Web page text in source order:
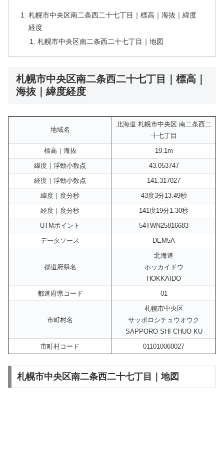
札幌市中央区南二条西二十七丁目｜標高｜海抜｜緯度
経度
札幌市中央区南二条西二十七丁目｜地図
札幌市中央区南二条西二十七丁目｜標高｜
海抜｜緯度経度
地域名
北海道 札幌市中央区 南二条西二
十七丁目
標高｜海抜
19.1m
緯度｜浮動小数点
43.053747
経度｜浮動小数点
141.317027
緯度｜度分秒
43度3分13.49秒
経度｜度分秒
141度19分1.30秒
UTMポイント
54TWN25816683
データソース
DEM5A
都道府県名
北海道
ホッカイドウ
HOKKAIDO
都道府県コード
01
市町村名
札幌市中央区
サッポロシチュウオウク
SAPPORO SHI CHUO KU
市町村コード
011010060027
札幌市中央区南二条西二十七丁目｜地図